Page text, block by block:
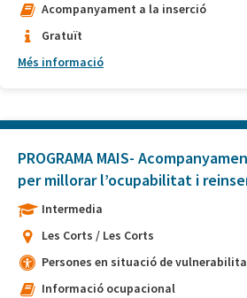
Acompanyament a la inserció
Gratuït
Més informació
PROGRAMA MAIS-
per millorar l’ocupabilitat i
Intermedia
Les Corts / Les Corts
Persones en situació de
Informació ocupacional